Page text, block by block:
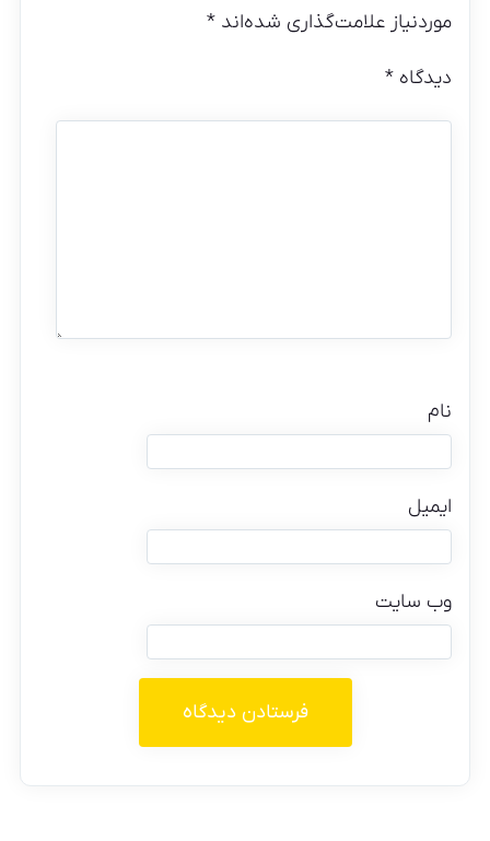
موردنیاز علامت‌گذاری شده‌اند*
دیدگاه*
نام
ایمیل
وب‌ سایت